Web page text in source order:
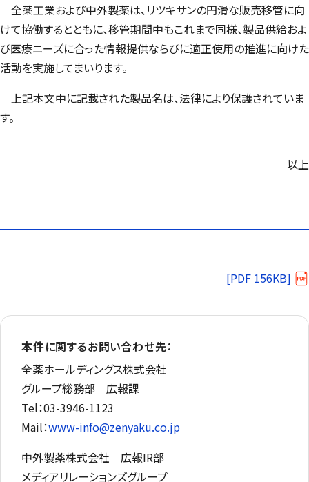
全薬工業および中外製薬は、リツキサンの円滑な販売移管に向
けて協働するとともに、移管期間中もこれまで同様、製品供給およ
び医療ニーズに合った情報提供ならびに適正使用の推進に向けた
活動を実施してまいります。
上記本文中に記載された製品名は、法律により保護されていま
す。
以上
[PDF 156KB]
本件に関するお問い合わせ先：
全薬ホールディングス株式会社
グループ総務部 広報課
Tel：03-3946-1123
Mail：www-info@zenyaku.co.jp
中外製薬株式会社 広報IR部
メディアリレーションズグループ